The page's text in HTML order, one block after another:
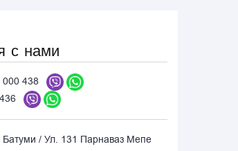
с нами
438
Батуми / Ул. 131 Парнаваз Мепе